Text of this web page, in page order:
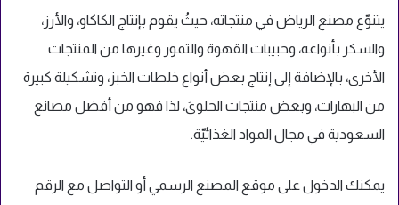
يتنوّع مصنع الرياض في منتجاته، حيثُ يقوم بإنتاج الكاكاو، والأرز،
والسكر بأنواعه، وحبيبات القهوة والتمور وغيرها من المنتجات
الأخرى، بالإضافة إلى إنتاج بعض أنواع خلطات الخبز، وتشكيلة كبيرة
من البهارات، وبعض منتجات الحلوىَ، لذا فهو من أفضل مصانع
السعودية في مجال المواد الغذائيّة.
يمكنك الدخول على موقع المصنع الرسمي أو التواصل مع الرقم